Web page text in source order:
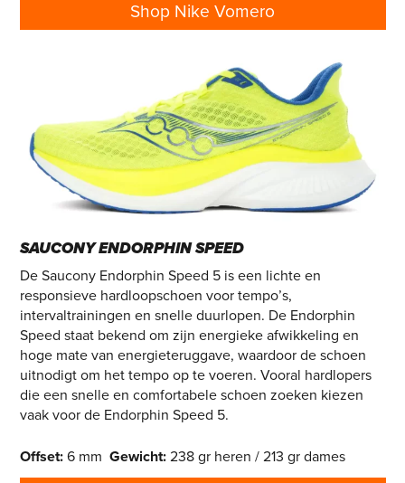
Shop Nike Vomero
SAUCONY ENDORPHIN SPEED
De Saucony Endorphin Speed 5 is een lichte en
responsieve hardloopschoen voor tempo’s,
intervaltrainingen en snelle duurlopen. De Endorphin
Speed staat bekend om zijn energieke afwikkeling en
hoge mate van energieteruggave, waardoor de schoen
uitnodigt om het tempo op te voeren. Vooral hardlopers
die een snelle en comfortabele schoen zoeken kiezen
vaak voor de Endorphin Speed 5.
Offset:6 mm Gewicht:238 gr heren / 213 gr dames